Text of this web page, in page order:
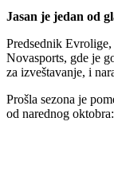
Jasan je jedan od
Predsednik
Novasports, gde je
za izveštavanje, i
Prošla sezona je
od narednog oktobra: